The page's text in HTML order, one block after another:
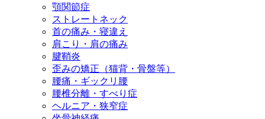
顎関節症
ストレートネック
首の痛み・寝違え
肩こり・肩の痛み
腱鞘炎
歪みの矯正（猫背・骨盤等）
腰痛・ギックリ腰
腰椎分離・すべり症
ヘルニア・狭窄症